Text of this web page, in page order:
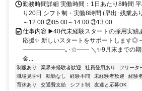
勤務時間詳細 実働時間：1日あたり8時間
り20日 シフト制・実働8時間 (早出･残業
～12:00 ②05:00～14:00 ③13:00...
仕事内容 ▶️40代未経験スタートの採用実績
応援✨ 新しいスタートをサポートします
―――――――｡･☆―― ＼✨9月末までの期間
金...
制服あり 業界未経験者歓迎 社員登用あり フリータ
職場見学可
転勤なし 経験不問 未経験者歓迎 経験
育休あり
交通費支給 シフト制 友達と応募OK